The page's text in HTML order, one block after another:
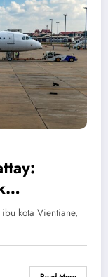
kota Vientiane,